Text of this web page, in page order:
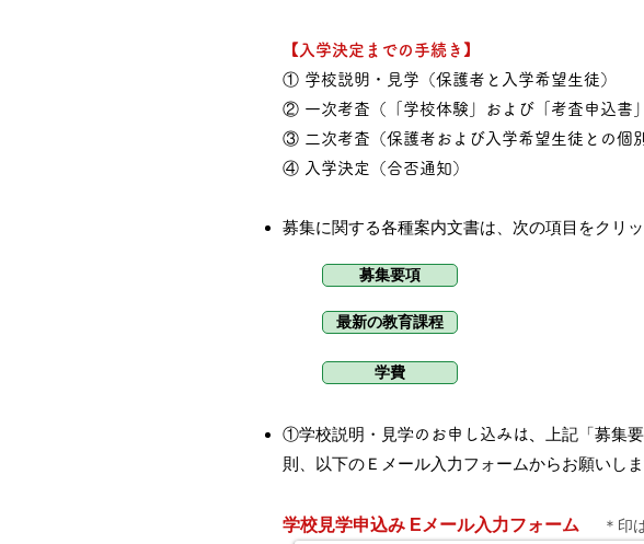
【入学決定までの手続き】
① 学校説明・見学（保護者と入学希望生徒）
② 一次考査（「学校体験」および「考査申込書
③ 二次考査（保護者および入学希望生徒との個
④ 入学決定（合否通知）
募集に関する各種案内文書は、次の項目をクリ
①学校説明・見学のお申し込みは、 上記「募集
則、以下のＥメール入力フォームからお願いしま
学校見学申込み Eメール入力フォーム ＊印
募集要項
最新の教育課程
学費